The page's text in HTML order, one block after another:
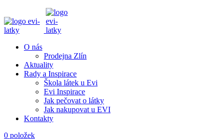
O nás
Prodejna Zlín
Aktuality
Rady a Inspirace
Škola látek u Evi
Evi Inspirace
Jak pečovat o látky
Jak nakupovat u EVI
Kontakty
0 položek